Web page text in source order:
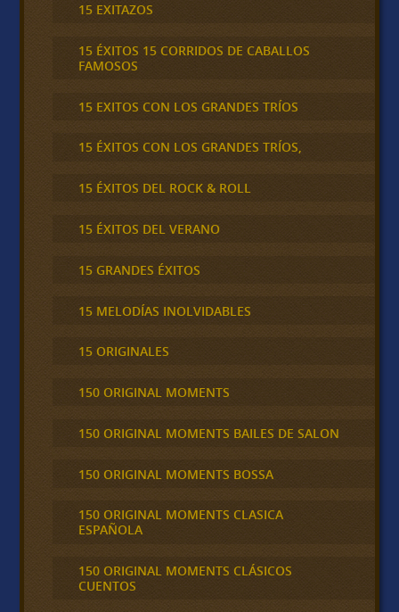
15 EXITAZOS
15 ÉXITOS 15 CORRIDOS DE CABALLOS
FAMOSOS
15 EXITOS CON LOS GRANDES TRÍOS
15 ÉXITOS CON LOS GRANDES TRÍOS,
15 ÉXITOS DEL ROCK & ROLL
15 ÉXITOS DEL VERANO
15 GRANDES ÉXITOS
15 MELODÍAS INOLVIDABLES
15 ORIGINALES
150 ORIGINAL MOMENTS
150 ORIGINAL MOMENTS BAILES DE SALON
150 ORIGINAL MOMENTS BOSSA
150 ORIGINAL MOMENTS CLASICA
ESPAÑOLA
150 ORIGINAL MOMENTS CLÁSICOS
CUENTOS